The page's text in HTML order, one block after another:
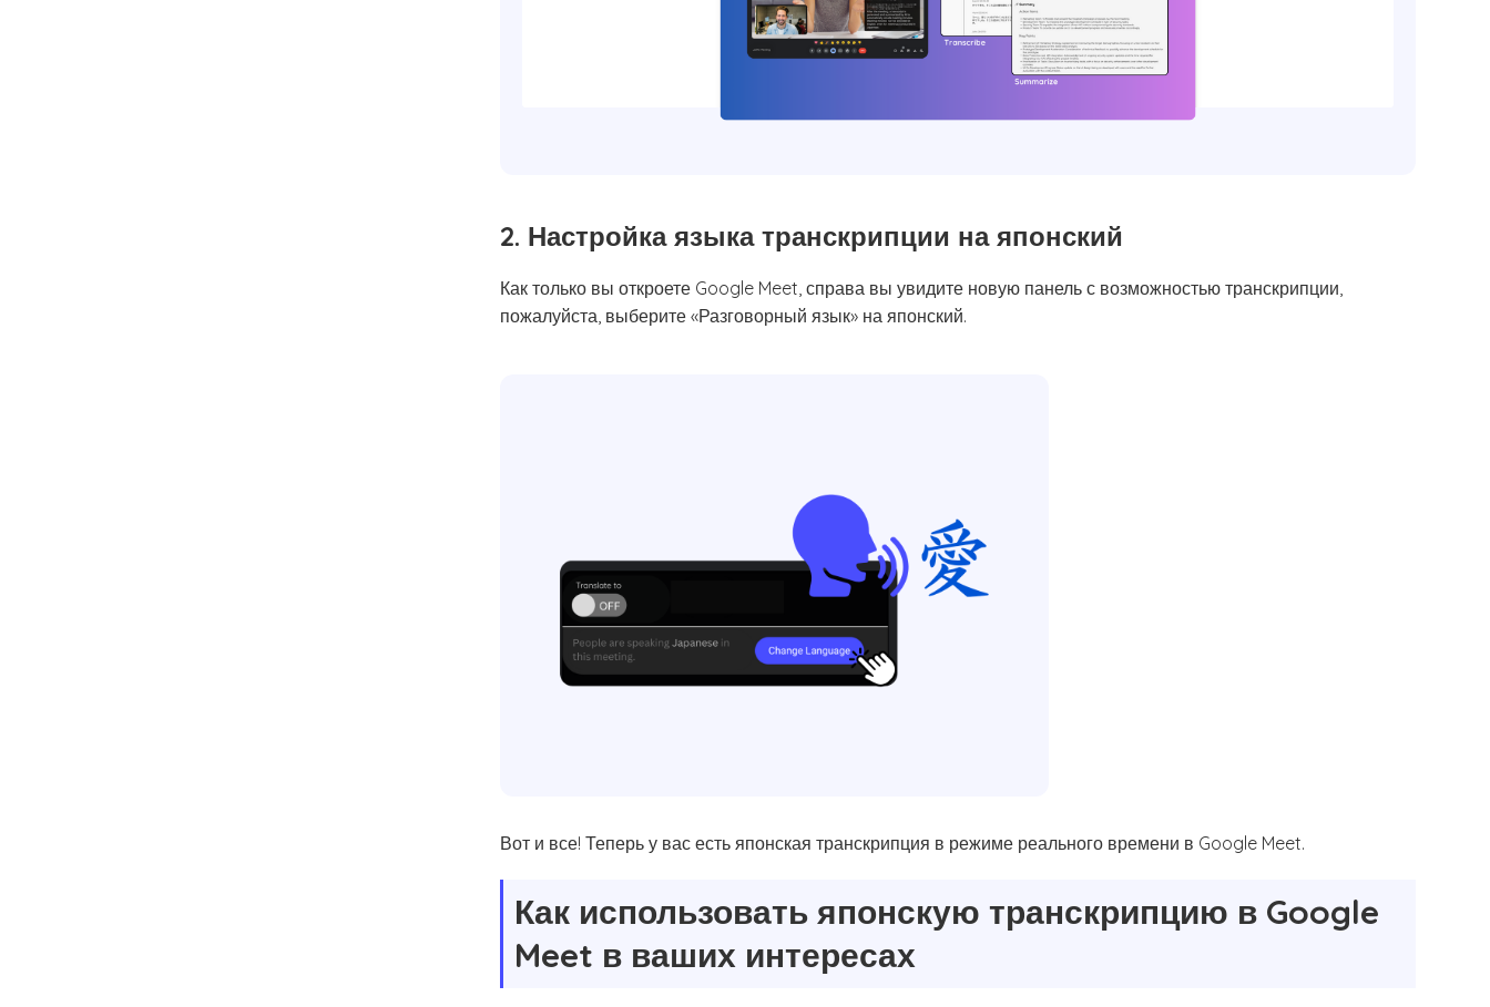
2. Настройка языка транскрипции на японский
Как только вы откроете Google Meet, справа вы увидите новую панель с возможностью транскрипции,
пожалуйста, выберите «Разговорный язык» на японский.
Вот и все! Теперь у вас есть японская транскрипция в режиме реального времени в Google Meet.
Как использовать японскую транскрипцию в Google
Meet в ваших интересах